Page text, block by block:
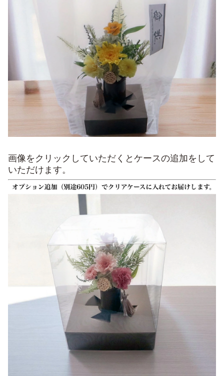
画像をクリックしていただくとケースの追加をして
いただけます。